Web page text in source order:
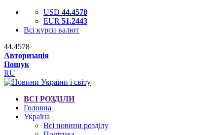
USD 44.4578
EUR 51.2443
Всі курси валют
44.4578
Авторизація
Пошук
RU
ВСІ РОЗДІЛИ
Головна
Україна
Всі новини розділу